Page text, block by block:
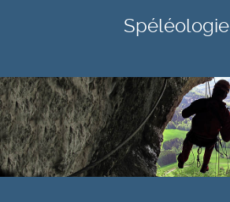
Spéléologie